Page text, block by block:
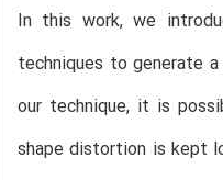
In this work, we
techniques to generate
our technique, it is
shape distortion is kept